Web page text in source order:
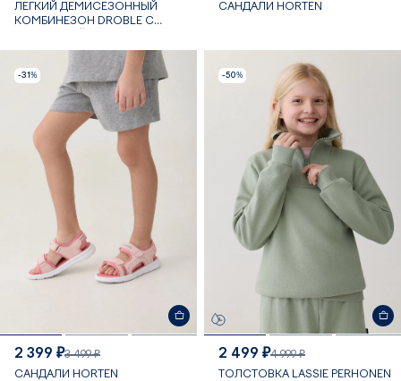
ЛЕГКИЙ ДЕМИСЕЗОННЫЙ
КОМБИНЕЗОН DROBLE С
САНДАЛИ HORTEN
-31%
2 399 ₽3 499 ₽
САНДАЛИ HORTEN
-50%
2 499 ₽4 999 ₽
ТОЛСТОВКА LASSIE PERHONEN